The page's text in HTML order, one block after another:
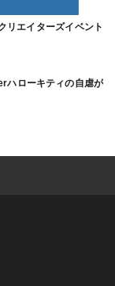
リエイターズイベント
ハローキティの自虐が